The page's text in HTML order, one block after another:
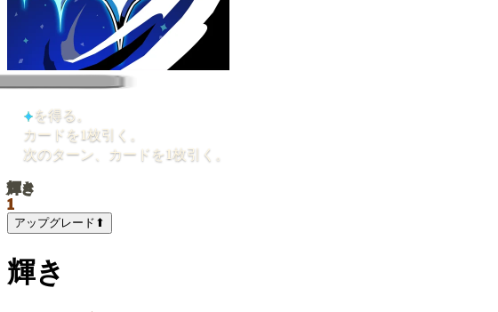
を得る。
カードを 1枚引く。
次のターン、カードを 1枚引く。
輝き
1
アップグレード ⬆
輝き